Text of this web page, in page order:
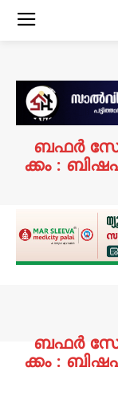
ബ​ഫ​ർ
ക്കം :
ബ​ഫ​ർ
ക്കം :